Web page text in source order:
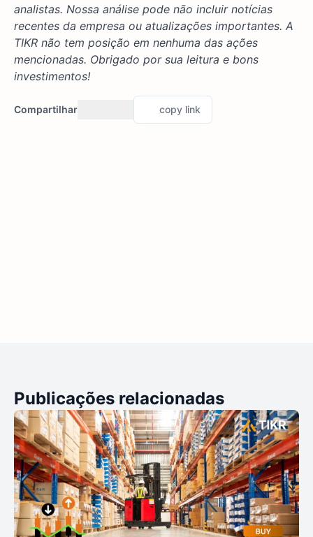
analistas. Nossa análise pode não incluir notícias
recentes da empresa ou atualizações importantes. A
TIKR não tem posição em nenhuma das ações
mencionadas. Obrigado por sua leitura e bons
investimentos!
Compartilhar copy link
Publicações relacionadas